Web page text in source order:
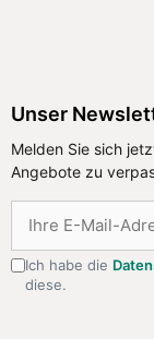
Unser
Melden Sie sich
Angebote zu
Ich habe die
diese.